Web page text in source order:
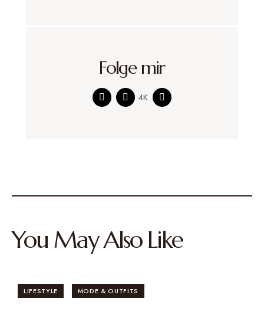
Folge mir
4K
You May Also Like
LIFESTYLE MODE & OUTFITS